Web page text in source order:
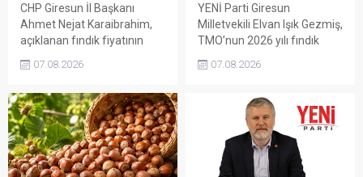
CHP Giresun İl Başkanı
Ahmet Nejat Karaibrahim,
açıklanan fındık fiyatının
karşısında yetersiz kaldığını
emeğinin korunmasını
istedi. Karaibrahim,
sürdürülebilir üretim için
fiyat politikasının yeniden
değerlendirilmesi gerektiğini
07.08.2026
YENİ Parti Giresun
Milletvekili Elvan Işık Gezmiş,
TMO’nun 2026 yılı fındık
Açıklanan rakamın üreticinin
karşılamadığını belirten
Gezmiş, “Üreticiyi yok
sayanı, günü geldiğinde
üretici de yok sayacaktır”
dedi.
07.08.2026